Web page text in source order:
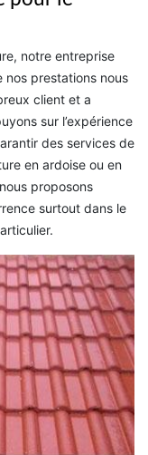
notre entreprise
nos prestations nous
client et a
sur l’expérience
des services de
en ardoise ou en
proposons
surtout dans le